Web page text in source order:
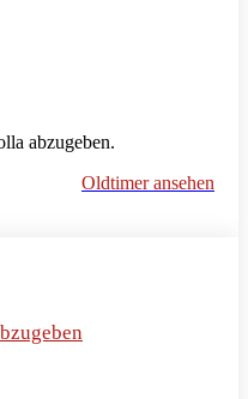
abzugeben.
Oldtimer ansehen